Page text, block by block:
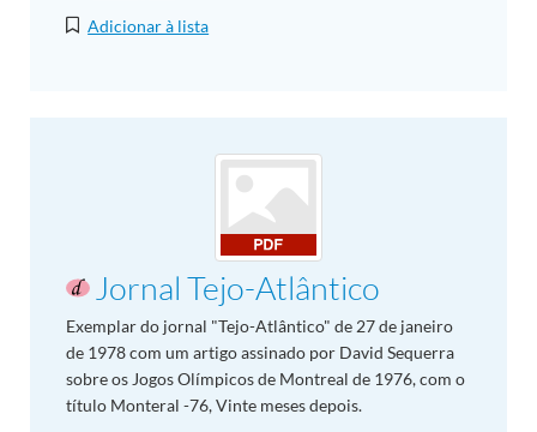
Adicionar à lista
Jornal Tejo-Atlântico
Exemplar do jornal "Tejo-Atlântico" de 27 de janeiro
de 1978 com um artigo assinado por David Sequerra
sobre os Jogos Olímpicos de Montreal de 1976, com o
título Monteral -76, Vinte meses depois.